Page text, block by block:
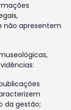
não apresentem
da gestão;